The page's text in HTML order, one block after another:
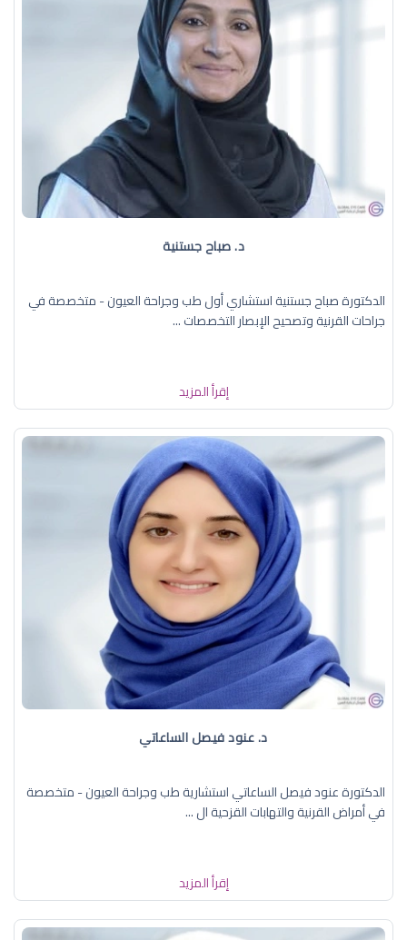
د. صباح جستنية
الدكتورة صباح جستنية استشاري أول طب وجراحة العيون - متخصصة في
جراحات القرنية وتصحيح الإبصار التخصصات ...
إقرأ المزيد
د. عنود فيصل الساعاتي
الدكتورة عنود فيصل الساعاتي استشارية طب وجراحة العيون - متخصصة
في أمراض القرنية والتهابات القزحية ال ...
إقرأ المزيد